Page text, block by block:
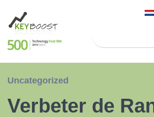
Uncategorized
Verbeter de